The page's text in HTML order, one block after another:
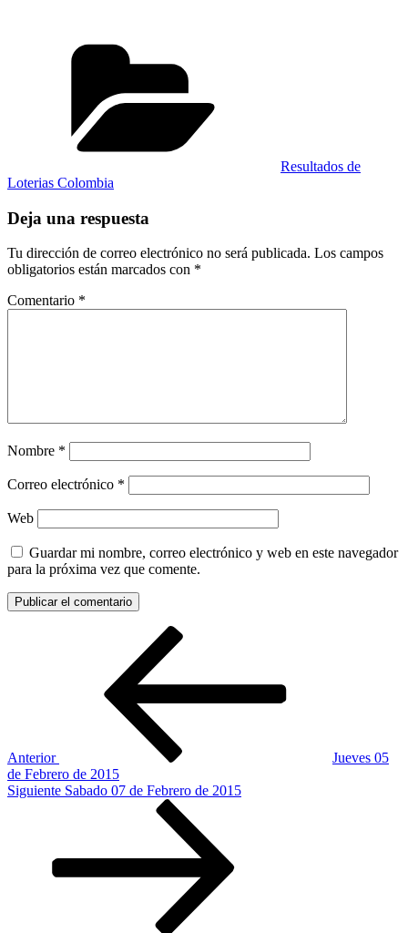
Resultados de
Loterias Colombia
Deja una respuesta
Tu dirección de correo electrónico no será publicada. Los campos
obligatorios están marcados con *
Comentario *
Nombre *
Correo electrónico *
Web
Guardar mi nombre, correo electrónico y web en este navegador
para la próxima vez que comente.
Anterior
Jueves 05
de Febrero de 2015
Siguiente
Siguiente Sabado 07 de Febrero de 2015